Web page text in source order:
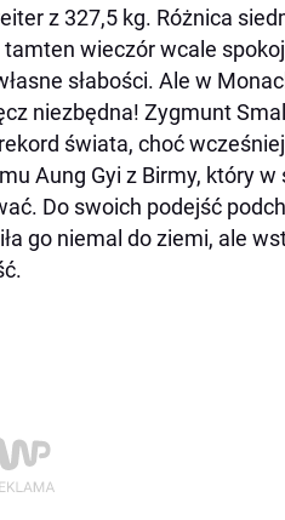
z 327,5 kg. Różnica
wieczór wcale
słabości. Ale w
niezbędna! Zygmunt
świata, choć
Aung Gyi z Birmy, który w
Do swoich podejść
go niemal do ziemi, ale